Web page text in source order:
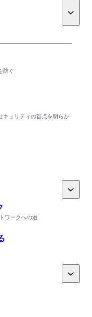
防ぐ
キュリティの盲点を明らか
ワークへの道